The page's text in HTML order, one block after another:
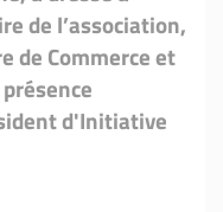
de l’association,
de Commerce et
d'Initiative